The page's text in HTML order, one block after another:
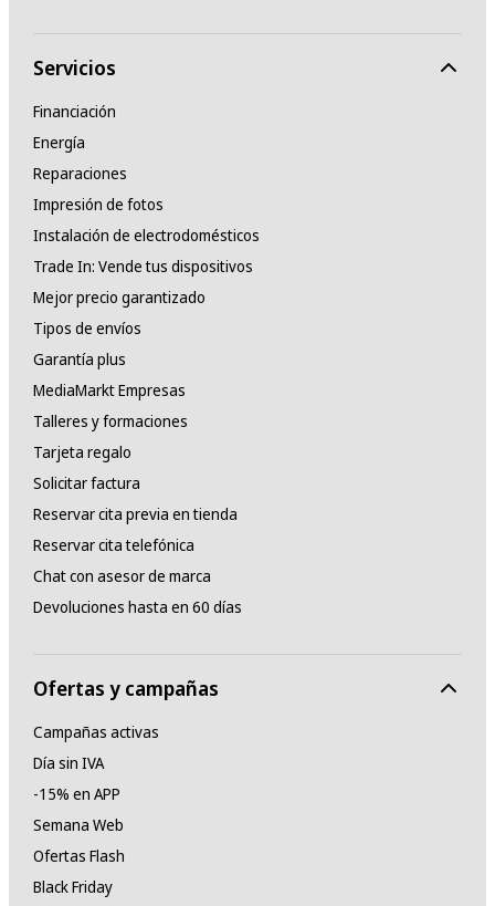
Servicios
Financiación
Energía
Reparaciones
Impresión de fotos
Instalación de electrodomésticos
Trade In: Vende tus dispositivos
Mejor precio garantizado
Tipos de envíos
Garantía plus
MediaMarkt Empresas
Talleres y formaciones
Tarjeta regalo
Solicitar factura
Reservar cita previa en tienda
Reservar cita telefónica
Chat con asesor de marca
Devoluciones hasta en 60 días
Ofertas y campañas
Campañas activas
Día sin IVA
-15% en APP
Semana Web
Ofertas Flash
Black Friday